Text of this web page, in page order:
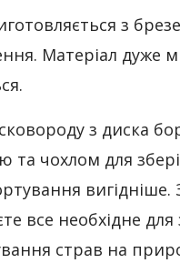
з
Матеріал дуже
з диска
та чохлом для
все необхідне
страв на